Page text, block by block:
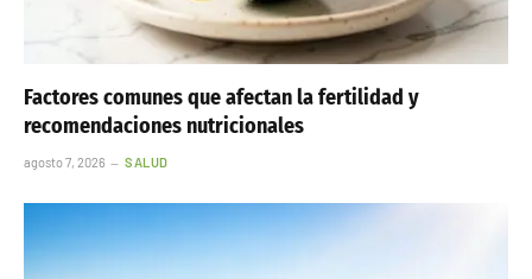
Factores comunes que afectan la fertilidad y
recomendaciones nutricionales
agosto 7, 2026 SALUD